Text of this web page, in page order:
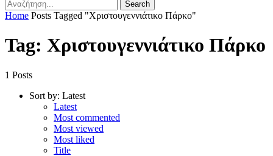
Home Posts Tagged "Χριστουγεννιάτικο Πάρκο"
Tag: Χριστουγεννιάτικο Πάρκο
1 Posts
Sort by: Latest
Latest
Most commented
Most viewed
Most liked
Title